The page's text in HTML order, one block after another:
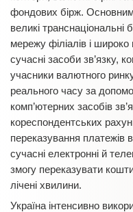
фондових бірж.
великі
мережу філіалів і
сучасні засоби зв’язку,
учасники валютного
реального часу за
комп’ютерних засобів
кореспондентських
переказування платежів
сучасні електронні й
змогу переказувати
лічені хвилини.
Україна інтенсивно